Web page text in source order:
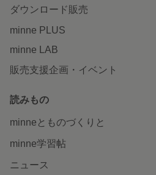
ダウンロード販売
minne PLUS
minne LAB
販売支援企画・イベント
読みもの
minneとものづくりと
minne学習帖
ニュース